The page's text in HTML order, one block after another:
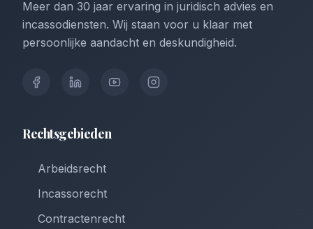
Meer dan 30 jaar ervaring in juridisch advies en
incassodiensten. Wij staan voor u klaar met
persoonlijke aandacht en deskundigheid.
Rechtsgebieden
Arbeidsrecht
Incassorecht
Contractenrecht